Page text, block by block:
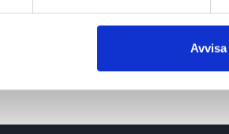
Avvisa